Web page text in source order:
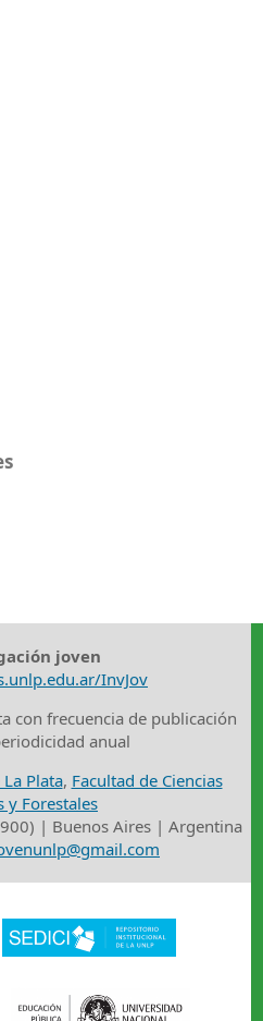
joven
InvJov
con frecuencia de publicación
anual
Plata, Facultad de Ciencias
y Forestales
| Buenos Aires | Argentina